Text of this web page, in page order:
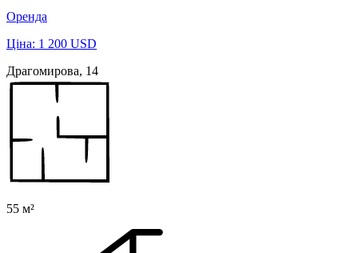
Оренда
Ціна: 1 200 USD
Драгомирова, 14
55 м²